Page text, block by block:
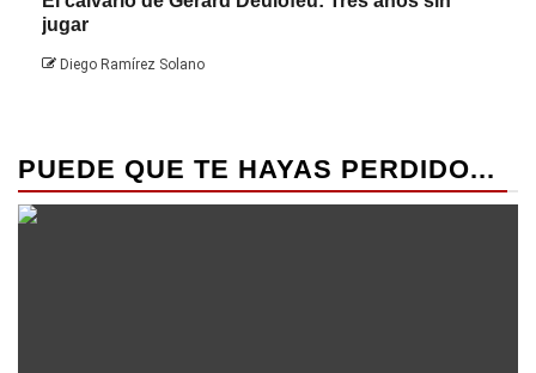
jugar
Diego Ramírez Solano
PUEDE QUE TE HAYAS PERDIDO...